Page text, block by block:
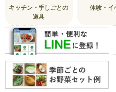
キッチン・手しごとの
道具
体験・イ